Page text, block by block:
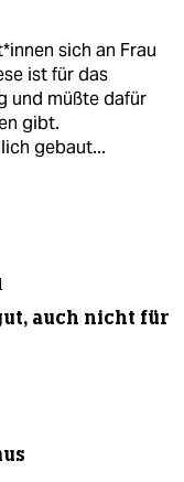
sich an Frau
ist für das
und müßte dafür
gibt.
gebaut...
auch nicht für